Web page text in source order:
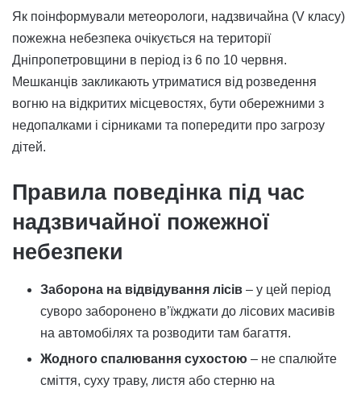
Як поінформували метеорологи, надзвичайна (V класу)
пожежна небезпека очікується на території
Дніпропетровщини в період із 6 по 10 червня.
Мешканців закликають утриматися від розведення
вогню на відкритих місцевостях, бути обережними з
недопалками і сірниками та попередити про загрозу
дітей.
Правила поведінка під час
надзвичайної пожежної
небезпеки
Заборона на відвідування лісів – у цей період
суворо заборонено в’їжджати до лісових масивів
на автомобілях та розводити там багаття.
Жодного спалювання сухостою – не спалюйте
сміття, суху траву, листя або стерню на